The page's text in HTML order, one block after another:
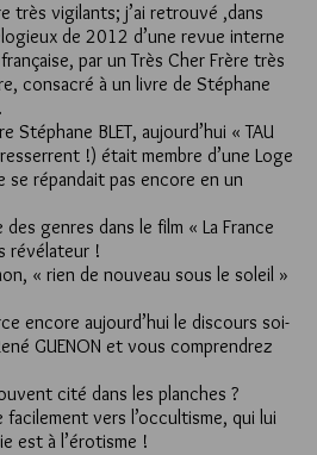
très vigilants; j’ai retrouvé ,dans
de 2012 d’une revue interne
par un Très Cher Frère très
consacré à un livre de Stéphane
Stéphane BLET, aujourd’hui « TAU
resserrent !) était membre d’une Loge
répandait pas encore en un
genres dans le film « La France
révélateur !
« rien de nouveau sous le soleil »
encore aujourd’hui le discours soi-
GUENON et vous comprendrez
cité dans les planches ?
facilement vers l’occultisme, qui lui
est à l’érotisme !